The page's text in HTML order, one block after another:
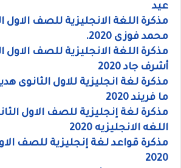
عيد
مذكرة اللغة الانجليزية للصف الاول
محمد فوزى 2020.
مذكرة اللغة الانجليزية للصف الاول
أشرف جاد 2020
مذكرة لغة انجليزية للاول الثانوى
ما فريند 2020
مذكرة لغة إنجليزية للصف الاول
اللغه الانجليزيه 2020
مذكرة قواعد لغة إنجليزية للصف
2020